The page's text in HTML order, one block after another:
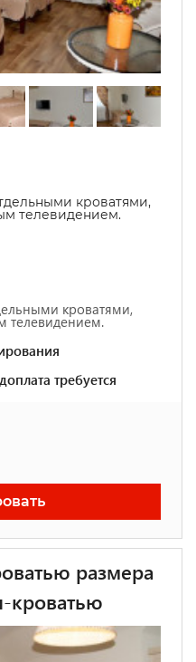
кроватями,
телевидением.
кроватями,
телевидением.
требуется
размера
кроватью